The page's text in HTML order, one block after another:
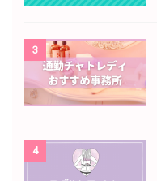
3
4